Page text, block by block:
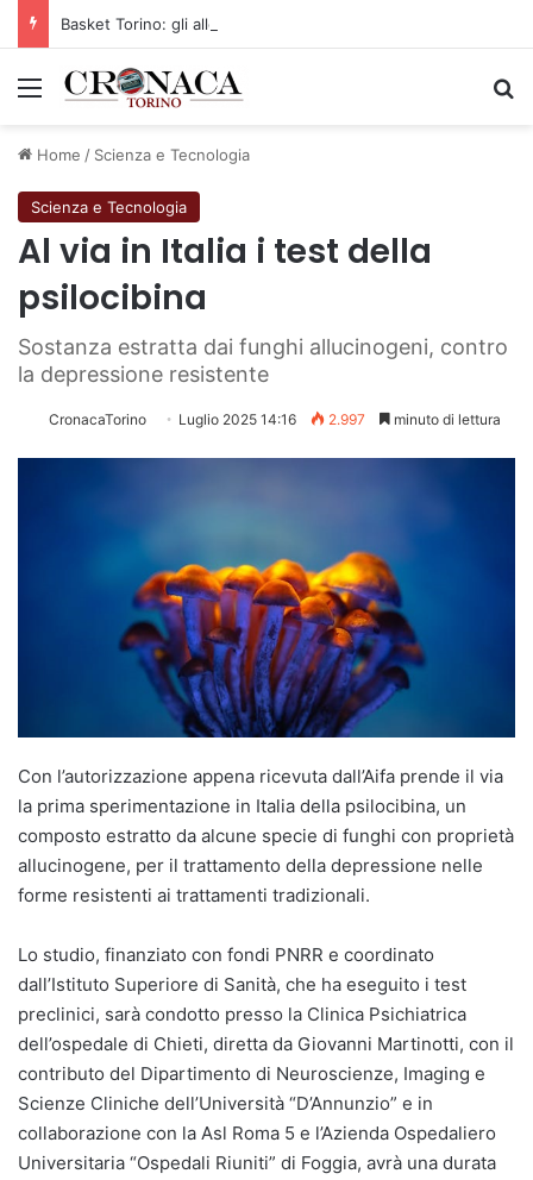
Menu
Home / Scienza e Tecnologia
Scienza e Tecnologia
Al via in Italia i test della
psilocibina
Sostanza estratta dai funghi allucinogeni, contro
la depressione resistente
CronacaTorino Luglio 2025 14:16 2.997 minuto di lettura
Con l’autorizzazione appena ricevuta dall’Aifa prende il via
la prima sperimentazione in Italia della psilocibina, un
composto estratto da alcune specie di funghi con proprietà
allucinogene, per il trattamento della depressione nelle
forme resistenti ai trattamenti tradizionali.
Lo studio, finanziato con fondi PNRR e coordinato
dall’Istituto Superiore di Sanità, che ha eseguito i test
preclinici, sarà condotto presso la Clinica Psichiatrica
dell’ospedale di Chieti, diretta da Giovanni Martinotti, con il
contributo del Dipartimento di Neuroscienze, Imaging e
Scienze Cliniche dell’Università “D’Annunzio” e in
collaborazione con la Asl Roma 5 e l’Azienda Ospedaliero
Universitaria “Ospedali Riuniti” di Foggia, avrà una durata